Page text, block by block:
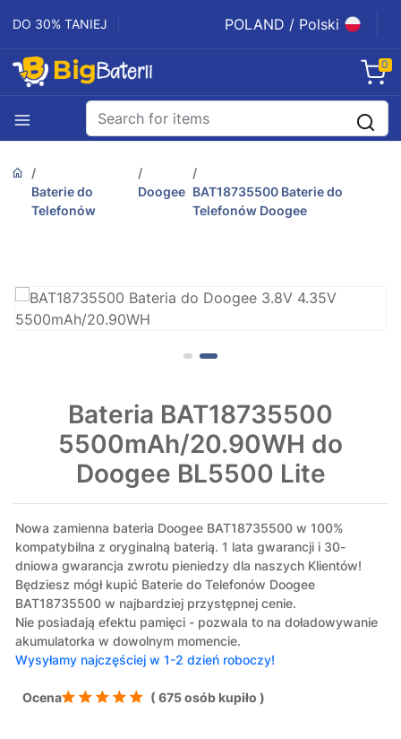
DO 30% TANIEJ POLAND / Polski
0
Baterie do
Telefonów
Doogee BAT18735500 Baterie do
Telefonów Doogee
Bateria BAT18735500
5500mAh/20.90WH do
Doogee BL5500 Lite
Nowa zamienna bateria Doogee BAT18735500 w 100%
kompatybilna z oryginalną baterią. 1 lata gwarancji i 30-
dniowa gwarancja zwrotu pieniedzy dla naszych Klientów!
Będziesz mógł kupić Baterie do Telefonów Doogee
BAT18735500 w najbardziej przystępnej cenie.
Nie posiadają efektu pamięci - pozwala to na doładowywanie
akumulatorka w dowolnym momencie.
Wysyłamy najczęściej w 1-2 dzień roboczy!
Ocena ( 675 osób kupiło )